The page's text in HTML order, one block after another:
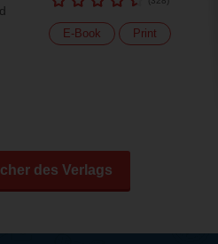
E-Book Print
des Verlags